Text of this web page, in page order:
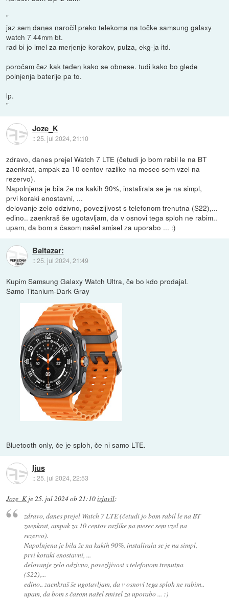
"
jaz sem danes naročil preko telekoma na točke samsung galaxy
watch 7 44mm bt.
rad bi jo imel za merjenje korakov, pulza, ekg-ja itd.
poročam čez kak teden kako se obnese. tudi kako bo glede
polnjenja baterije pa to.
lp.
"
Joze_K
::25. jul 2024, 21:10
zdravo, danes prejel Watch 7 LTE (četudi jo bom rabil le na BT
zaenkrat, ampak za 10 centov razlike na mesec sem vzel na
rezervo).
Napolnjena je bila že na kakih 90%, instalirala se je na simpl,
prvi koraki enostavni, ...
delovanje zelo odzivno, povezljivost s telefonom trenutna (S22),...
edino.. zaenkraš še ugotavljam, da v osnovi tega sploh ne rabim..
upam, da bom s časom našel smisel za uporabo ... :)
Baltazar:
::25. jul 2024, 21:49
Kupim Samsung Galaxy Watch Ultra, če bo kdo prodajal.
Samo Titanium-Dark Gray
Bluetooth only, če je sploh, če ni samo LTE.
Ijus
::25. jul 2024, 22:53
Joze_Kje25. jul 2024 ob 21:10izjavil:
zdravo, danes prejel Watch 7 LTE (četudi jo bom rabil le na BT
zaenkrat, ampak za 10 centov razlike na mesec sem vzel na
rezervo).
Napolnjena je bila že na kakih 90%, instalirala se je na simpl,
prvi koraki enostavni, ...
delovanje zelo odzivno, povezljivost s telefonom trenutna
(S22),...
edino.. zaenkraš še ugotavljam, da v osnovi tega sploh ne rabim..
upam, da bom s časom našel smisel za uporabo ... :)